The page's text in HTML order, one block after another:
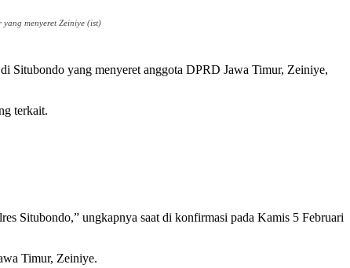
menyeret Zeiniye (ist)
Situbondo yang menyeret anggota DPRD Jawa Timur, Zeiniye,
terkait.
Situbondo,” ungkapnya saat di konfirmasi pada Kamis 5 Februari
Timur, Zeiniye.